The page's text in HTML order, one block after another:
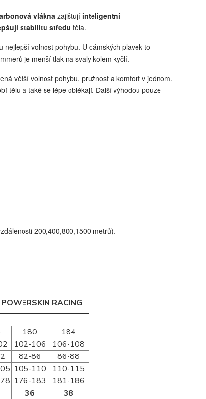
vláknazajištují inteligentní
stabilitu středu těla.
nejlepší volnost pohybu. U dámských plavek to
je menší tlak na svaly kolem kyčlí.
větší volnost pohybu, pružnost a komfort v jednom.
tělu a také se lépe oblékají. Další výhodou pouze
200,400,800,1500 metrů).
RACING
180
184
102-106
106-108
82-86
86-88
105-110
110-115
176-183
181-186
36 38